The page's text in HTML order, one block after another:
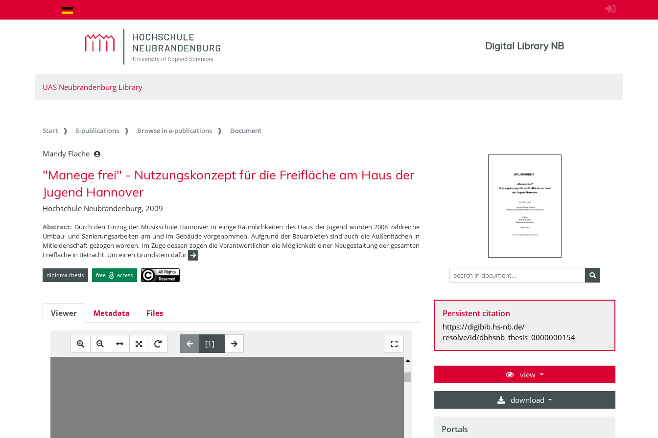
Digital Library NB
UAS Neubrandenburg Library
Start E-publications Browse in e-publications Document
Mandy Flache
"Manege frei" - Nutzungskonzept für die Freifläche am Haus der
Jugend Hannover
Hochschule Neubrandenburg, 2009
Abstract: Durch den Einzug der Musikschule Hannover in einige Räumlichkeiten des Haus der Jugend wurden 2008 zahlreiche
Umbau- und Sanierungsarbeiten am und im Gebäude vorgenommen. Aufgrund der Bauarbieten sind auch die Außenflächen in
Mitleidenschaft gezogen worden. Im Zuge dessen zogen die Verantwortlichen die Möglichkeit einer Neugestaltung der gesamten
Freifläche in Betracht. Um einen Grundstein dafür
diploma thesis free access
Viewer Metadata Files Persistent citation
https://digibib.hs-nb.de/
resolve/id/dbhsnb_thesis_0000000154
view
download
Portals